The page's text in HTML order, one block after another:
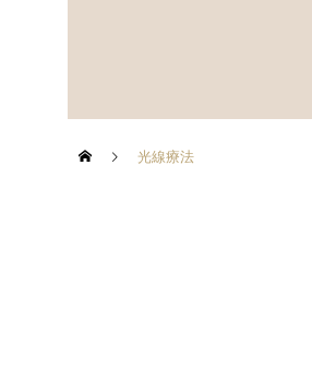
光線療法